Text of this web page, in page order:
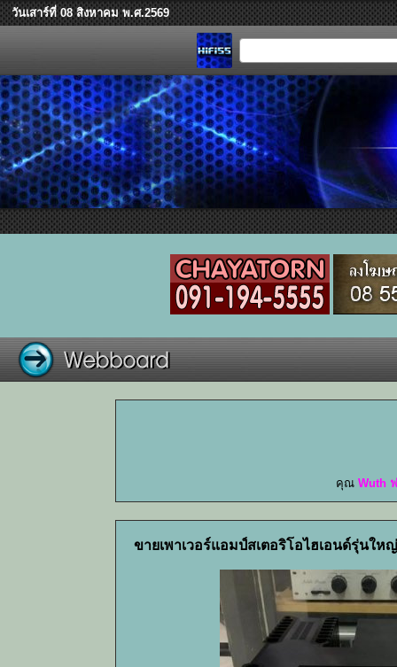
วันเสาร์ที่ 08 สิงหาคม พ.ศ.2569
คุณ Wuth
ขายเพาเวอร์แอมป์สเตอริโอไฮเอนด์รุ่นให